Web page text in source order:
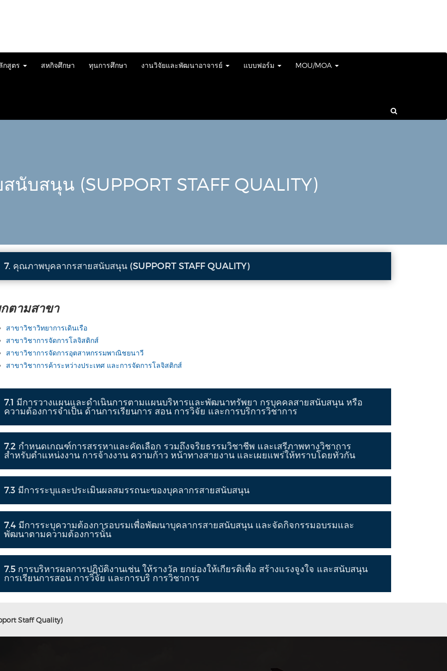
กสูตร สหกิจศึกษา ทุนการศึกษา งานวิจัยและพัฒนาอาจารย์ แบบฟอร์ม MOU/MOA
บสนุน (SUPPORT STAFF QUALITY)
7. คุณภาพบุคลากรสายสนับสนุน (SUPPORT STAFF QUALITY)
ตามสาขา
สาขาวิชาวิทยาการเดินเรือ
สาขาวิชาการจัดการโลจิสติกส์
สาขาวิชาการจัดการอุตสาหกรรมพาณิชยนาวี
สาขาวิชาการค้าระหว่างประเทศ และการจัดการโลจิสติกส์
7.1 มีการวางแผนและดำเนินการตามแผนบริหารและพัฒนาทรัพยา กรบุคคลสายสนับสนุน หรือ
ความต้องการจำเป็น ด้านการเรียนการ สอน การวิจัย และการบริการวิชาการ
7.2 กำหนดเกณฑ์การสรรหาและคัดเลือก รวมถึงจริยธรรมวิชาชีพ และเสรีภาพทางวิชาการ
สำหรับตำแหน่งงาน การจ้างงาน ความก้าว หน้าทางสายงาน และเผยแพร่ให้ทราบโดยทั่วกัน
7.3 มีการระบุและประเมินผลสมรรถนะของบุคลากรสายสนับสนุน
7.4 มีการระบุความต้องการอบรมเพื่อพัฒนาบุคลากรสายสนับสนุน และจัดกิจกรรมอบรมและ
พัฒนาตามความต้องการนั้น
7.5 การบริหารผลการปฏิบัติงานเช่น ให้รางวัล ยกย่องให้เกียรติเพื่อ สร้างแรงจูงใจ และสนับสนุน
การเรียนการสอน การวิจัย และการบริ การวิชาการ
Staff Quality)